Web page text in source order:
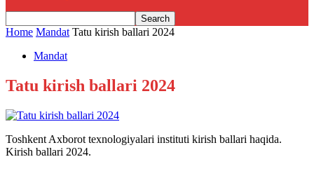
Home Mandat Tatu kirish ballari 2024
Mandat
Tatu kirish ballari 2024
Toshkent Axborot texnologiyalari instituti kirish ballari haqida.
Kirish ballari 2024.